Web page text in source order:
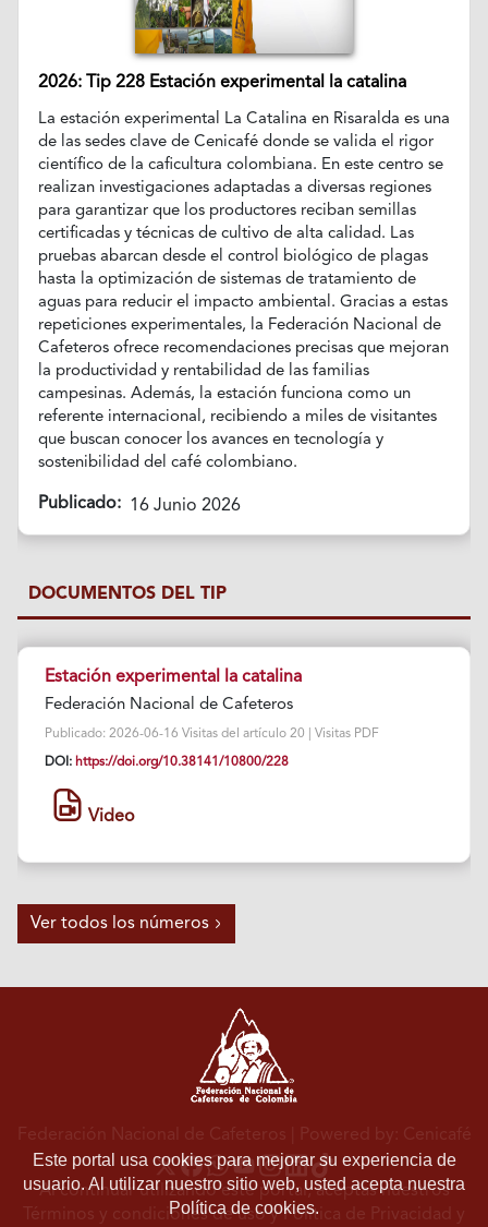
2026: Tip 228 Estación experimental la catalina
La estación experimental La Catalina en Risaralda es una
de las sedes clave de Cenicafé donde se valida el rigor
científico de la caficultura colombiana. En este centro se
realizan investigaciones adaptadas a diversas regiones
para garantizar que los productores reciban semillas
certificadas y técnicas de cultivo de alta calidad. Las
pruebas abarcan desde el control biológico de plagas
hasta la optimización de sistemas de tratamiento de
aguas para reducir el impacto ambiental. Gracias a estas
repeticiones experimentales, la Federación Nacional de
Cafeteros ofrece recomendaciones precisas que mejoran
la productividad y rentabilidad de las familias
campesinas. Además, la estación funciona como un
referente internacional, recibiendo a miles de visitantes
que buscan conocer los avances en tecnología y
sostenibilidad del café colombiano.
Publicado: 16 Junio 2026
DOCUMENTOS DEL TIP
Estación experimental la catalina
Federación Nacional de Cafeteros
Publicado: 2026-06-16 Visitas del artículo 20 | Visitas PDF
DOI: https://doi.org/10.38141/10800/228
Video
Ver todos los números
Este portal usa cookies para mejorar su experiencia de
usuario. Al utilizar nuestro sitio web, usted acepta nuestra
Política de cookies.
Federación Nacional de Cafeteros | Powered by: Cenicafé
Al continuar utilizando este portal, aceptas nuestros
Términos y condiciones de usoyPolítica de Privacidad y